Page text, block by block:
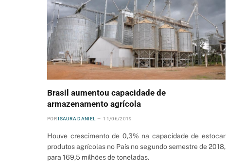
Brasil aumentou capacidade de
armazenamento agrícola
POR ISAURA DANIEL 11/06/2019
Houve crescimento de 0,3% na capacidade de estocar
produtos agrícolas no País no segundo semestre de 2018,
para 169,5 milhões de toneladas.